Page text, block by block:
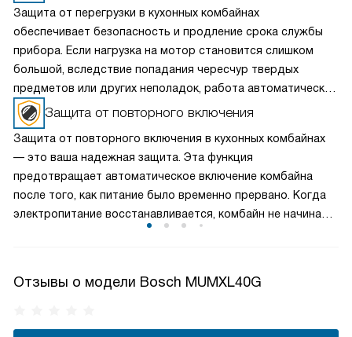
Защита от перегрузки в кухонных комбайнах
обеспечивает безопасность и продление срока службы
прибора. Если нагрузка на мотор становится слишком
большой, вследствие попадания чересчур твердых
предметов или других неполадок, работа автоматически
прекращается. Это позволяет предотвратить
повреждения мотора и оборудования. Таким образом, вы
можете сосредоточиться на приготовлении, доверив
заботу о технике ее надежной защите.
Защита от повторного включения
Защита от повторного включения в кухонных комбайнах
— это ваша надежная защита. Эта функция
предотвращает автоматическое включение комбайна
после того, как питание было временно прервано. Когда
электропитание восстанавливается, комбайн не начинает
Отзывы о модели Bosch MUMXL40G